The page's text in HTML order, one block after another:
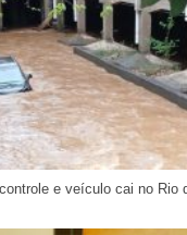
e veículo cai no Rio